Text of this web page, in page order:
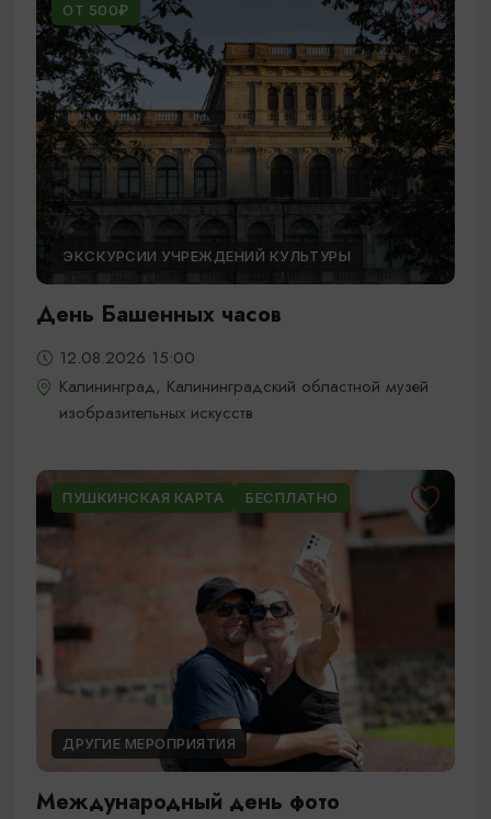
ОТ 500₽
ЭКСКУРСИИ УЧРЕЖДЕНИЙ КУЛЬТУРЫ
День Башенных часов
12.08.2026 15:00
Калининград, Калининградский областной музей
изобразительных искусств
ПУШКИНСКАЯ КАРТА БЕСПЛАТНО
ДРУГИЕ МЕРОПРИЯТИЯ
Международный день фото